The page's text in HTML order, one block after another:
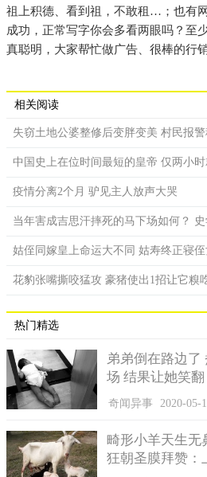
祖上积德、看到祖，不敢租…；也有
成功，正常写字你会多看两眼吗？至
真聪明，大家帮忙做广告、很棒的行
相关阅读
失窃土地公婆整修后变胖变美 村民报
中国史上在位时间最短的皇帝 仅两小时
疫情分离2个月 驴见主人放声大哭
当年害成吉思汗摔死的马下场如何？
姑侄同嫁皇上命运大不同 姑寿终正寝
花豹张嘴撕咬猛攻 豪猪使出1招让它糗
热门精选
弟弟倒在路边了
场 结果让她笑翻
奇闻异事 2020-05-
畸形小羊天生无
狂朝圣膜拜赞：